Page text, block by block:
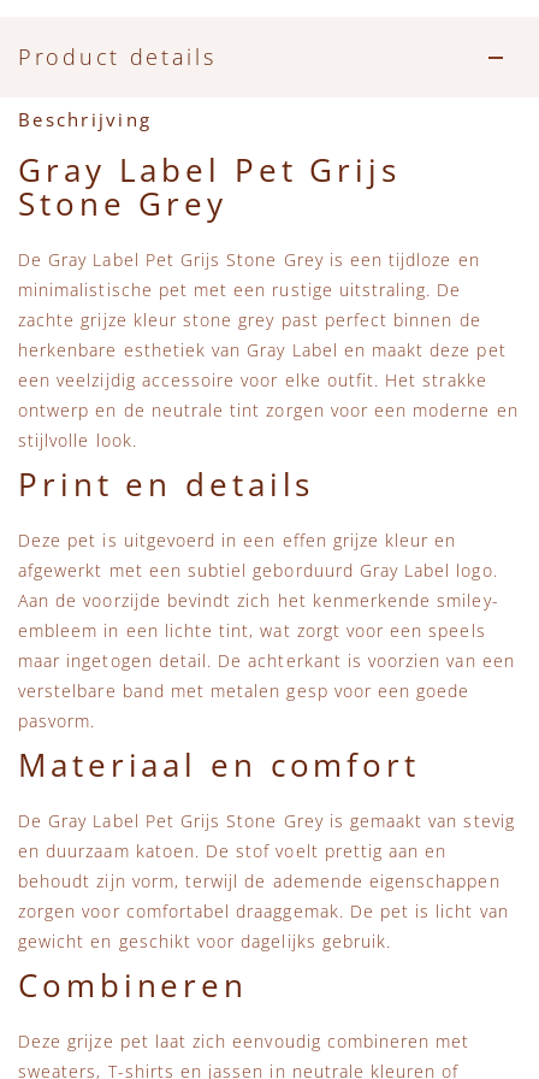
Zwemkleding
Feestkleding
Beren, Speendoekjes en Knuffeldoekjes
Verzorgingsproducten
Beren
Mini Rodini
+1 in the family
New Balance
Piupiuchick
Play Up
Sproet & Sprout
Tiny Cottons
Product details
Beschrijving
Gray Label Pet Grijs
Stone Grey
De Gray Label Pet Grijs Stone Grey is een tijdloze en
minimalistische pet met een rustige uitstraling. De
zachte grijze kleur stone grey past perfect binnen de
herkenbare esthetiek van Gray Label en maakt deze pet
een veelzijdig accessoire voor elke outfit. Het strakke
ontwerp en de neutrale tint zorgen voor een moderne en
stijlvolle look.
Print en details
Deze pet is uitgevoerd in een effen grijze kleur en
afgewerkt met een subtiel geborduurd Gray Label logo.
Aan de voorzijde bevindt zich het kenmerkende smiley-
embleem in een lichte tint, wat zorgt voor een speels
maar ingetogen detail. De achterkant is voorzien van een
verstelbare band met metalen gesp voor een goede
pasvorm.
Materiaal en comfort
De Gray Label Pet Grijs Stone Grey is gemaakt van stevig
en duurzaam katoen. De stof voelt prettig aan en
behoudt zijn vorm, terwijl de ademende eigenschappen
zorgen voor comfortabel draaggemak. De pet is licht van
gewicht en geschikt voor dagelijks gebruik.
Combineren
Deze grijze pet laat zich eenvoudig combineren met
sweaters, T-shirts en jassen in neutrale kleuren of